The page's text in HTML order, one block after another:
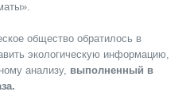
общество обратилось в
экологическую информацию,
анализу, выполненный в